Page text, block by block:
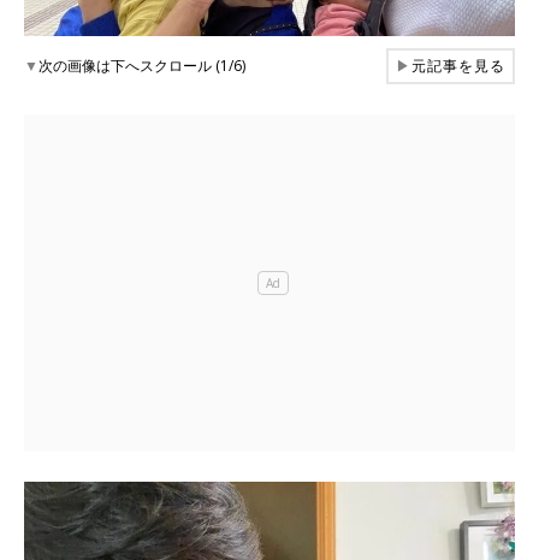
▼次の画像は下へスクロール (1/6) ▶元記事を見る